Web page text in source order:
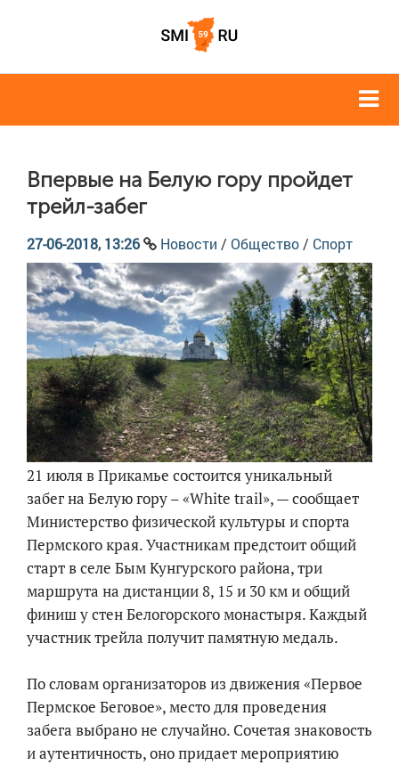
Впервые на Белую гору пройдет
трейл-забег
27-06-2018, 13:26 Новости / Общество / Спорт
21 июля в Прикамье состоится уникальный
забег на Белую гору – «White trail», — сообщает
Министерство физической культуры и спорта
Пермского края. Участникам предстоит общий
старт в селе Бым Кунгурского района, три
маршрута на дистанции 8, 15 и 30 км и общий
финиш у стен Белогорского монастыря. Каждый
участник трейла получит памятную медаль.
По словам организаторов из движения «Первое
Пермское Беговое», место для проведения
забега выбрано не случайно. Сочетая знаковость
и аутентичность, оно придает мероприятию